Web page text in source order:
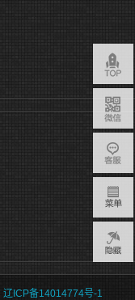
辽ICP备14014774号-1